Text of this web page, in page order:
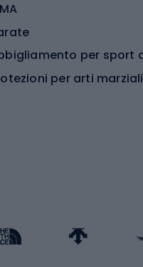
per arti marziali